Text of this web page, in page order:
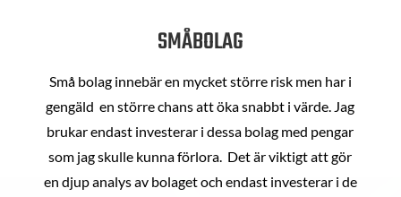
SMÅBOLAG
Små bolag innebär en mycket större risk men har i
gengäld en större chans att öka snabbt i värde. Jag
brukar endast investerar i dessa bolag med pengar
som jag skulle kunna förlora. Det är viktigt att gör
en djup analys av bolaget och endast investerar i de